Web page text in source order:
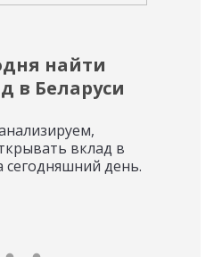
найти
в Беларуси
вклад в
сегодняшний день.